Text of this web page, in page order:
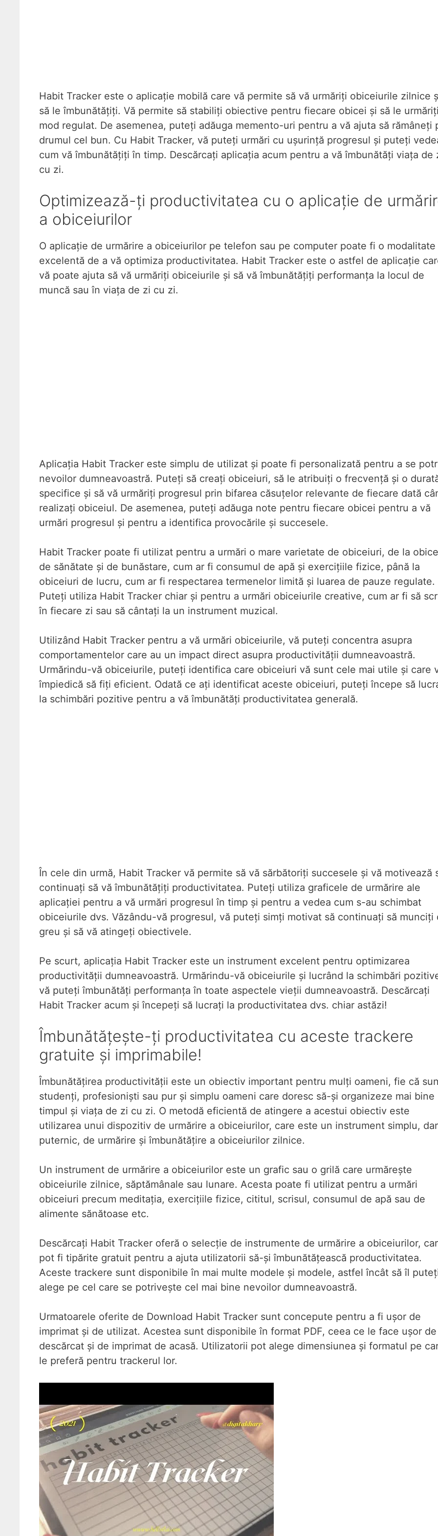
Habit Tracker este o aplicație mobilă care vă permite să vă urmăriți obiceiurile zilnice
să le îmbunătățiți. Vă permite să stabiliți obiective pentru fiecare obicei și să le
mod regulat. De asemenea, puteți adăuga memento-uri pentru a vă ajuta să rămâneți
drumul cel bun. Cu Habit Tracker, vă puteți urmări cu ușurință progresul și puteți
cum vă îmbunătățiți în timp. Descărcați aplicația acum pentru a vă îmbunătăți viața de
cu zi.
Optimizează-ți productivitatea cu o aplicație de
a obiceiurilor
O aplicație de urmărire a obiceiurilor pe telefon sau pe computer poate fi o modalitate
excelentă de a vă optimiza productivitatea. Habit Tracker este o astfel de aplicație
vă poate ajuta să vă urmăriți obiceiurile și să vă îmbunătățiți performanța la locul de
muncă sau în viața de zi cu zi.
Aplicația Habit Tracker este simplu de utilizat și poate fi personalizată pentru a se
nevoilor dumneavoastră. Puteți să creați obiceiuri, să le atribuiți o frecvență și o
specifice și să vă urmăriți progresul prin bifarea căsuțelor relevante de fiecare dată
realizați obiceiul. De asemenea, puteți adăuga note pentru fiecare obicei pentru a vă
urmări progresul și pentru a identifica provocările și succesele.
Habit Tracker poate fi utilizat pentru a urmări o mare varietate de obiceiuri, de la
de sănătate și de bunăstare, cum ar fi consumul de apă și exercițiile fizice, până la
obiceiuri de lucru, cum ar fi respectarea termenelor limită și luarea de pauze regulate.
Puteți utiliza Habit Tracker chiar și pentru a urmări obiceiurile creative, cum ar fi să
în fiecare zi sau să cântați la un instrument muzical.
Utilizând Habit Tracker pentru a vă urmări obiceiurile, vă puteți concentra asupra
comportamentelor care au un impact direct asupra productivității dumneavoastră.
Urmărindu-vă obiceiurile, puteți identifica care obiceiuri vă sunt cele mai utile și care
împiedică să fiți eficient. Odată ce ați identificat aceste obiceiuri, puteți începe să
la schimbări pozitive pentru a vă îmbunătăți productivitatea generală.
În cele din urmă, Habit Tracker vă permite să vă sărbătoriți succesele și vă motivează
continuați să vă îmbunătățiți productivitatea. Puteți utiliza graficele de urmărire ale
aplicației pentru a vă urmări progresul în timp și pentru a vedea cum s-au schimbat
obiceiurile dvs. Văzându-vă progresul, vă puteți simți motivat să continuați să munciți
greu și să vă atingeți obiectivele.
Pe scurt, aplicația Habit Tracker este un instrument excelent pentru optimizarea
productivității dumneavoastră. Urmărindu-vă obiceiurile și lucrând la schimbări
vă puteți îmbunătăți performanța în toate aspectele vieții dumneavoastră. Descărcați
Habit Tracker acum și începeți să lucrați la productivitatea dvs. chiar astăzi!
Îmbunătățește-ți productivitatea cu aceste trackere
gratuite și imprimabile!
Îmbunătățirea productivității este un obiectiv important pentru mulți oameni, fie că
studenți, profesioniști sau pur și simplu oameni care doresc să-și organizeze mai bine
timpul și viața de zi cu zi. O metodă eficientă de atingere a acestui obiectiv este
utilizarea unui dispozitiv de urmărire a obiceiurilor, care este un instrument simplu, dar
puternic, de urmărire și îmbunătățire a obiceiurilor zilnice.
Un instrument de urmărire a obiceiurilor este un grafic sau o grilă care urmărește
obiceiurile zilnice, săptămânale sau lunare. Acesta poate fi utilizat pentru a urmări
obiceiuri precum meditația, exercițiile fizice, cititul, scrisul, consumul de apă sau de
alimente sănătoase etc.
Descărcați Habit Tracker oferă o selecție de instrumente de urmărire a obiceiurilor,
pot fi tipărite gratuit pentru a ajuta utilizatorii să-și îmbunătățească productivitatea.
Aceste trackere sunt disponibile în mai multe modele și modele, astfel încât să îl
alege pe cel care se potrivește cel mai bine nevoilor dumneavoastră.
Urmatoarele oferite de Download Habit Tracker sunt concepute pentru a fi ușor de
imprimat și de utilizat. Acestea sunt disponibile în format PDF, ceea ce le face ușor de
descărcat și de imprimat de acasă. Utilizatorii pot alege dimensiunea și formatul pe
le preferă pentru trackerul lor.